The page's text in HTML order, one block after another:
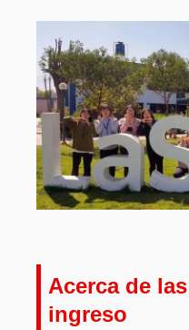
Acerca de
ingreso